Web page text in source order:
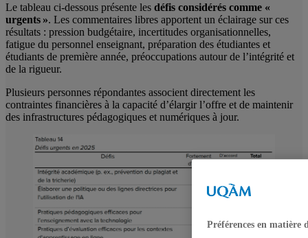
Le tableau ci-dessous présente les défis considérés comme «
urgents ». Les commentaires libres apportent un éclairage sur ces
résultats : pression budgétaire, incertitudes organisationnelles,
fatigue du personnel enseignant, préparation des étudiantes et
étudiants de première année, préoccupations autour de l’intégrité et
de la rigueur.
Plusieurs personnes répondantes associent directement les
contraintes financières à la capacité d’élargir l’offre et de maintenir
des infrastructures pédagogiques et numériques à jour.
Préférences en matière